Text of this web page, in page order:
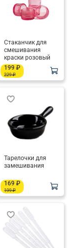
Стаканчик для
смешивания
краски розовый
199 ₽
229 ₽
Тарелочки для
замешивания
169 ₽
199 ₽